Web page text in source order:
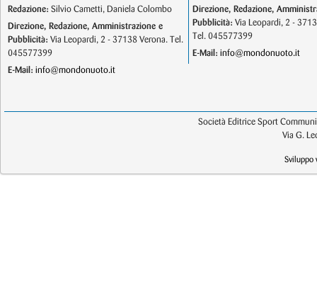
Redazione: Silvio Cametti, Daniela Colombo
Direzione, Redazione, Amministrazione e
Pubblicità: Via Leopardi, 2 - 37138 Verona. Tel.
045577399
E-Mail: info@mondonuoto.it
Direzione, Redazione,
Pubblicità: Via Leopardi, 2 -
Tel. 045577399
E-Mail: info@mondonuoto.it
Società Editrice Sport
Via G.
Sviluppo